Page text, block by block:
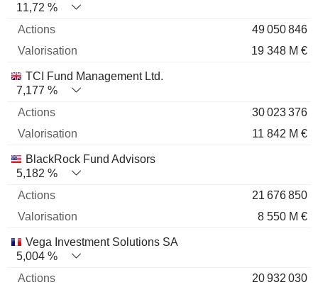
11,72 %
49 050 846
19 348 M €
TCI Fund Management Ltd.
7,177 %
30 023 376
11 842 M €
BlackRock Fund Advisors
5,182 %
21 676 850
8 550 M €
Vega Investment Solutions SA
5,004 %
20 932 030